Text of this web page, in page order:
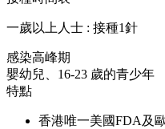
一歲以上人士 : 接種1針
感染高峰期
嬰幼兒、16-23 歲的青少年
特點
香港唯一美國FDA及